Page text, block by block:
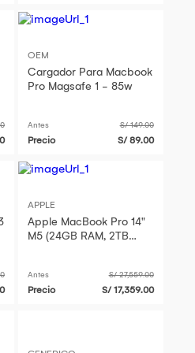
OEM
Cargador Para Macbook
Pro Magsafe 1 - 85w
Antes S/ 149.00
Precio S/ 89.00
APPLE
Apple MacBook Pro 14"
M5 (24GB RAM, 2TB
GPU, 16-
Antes S/ 27,559.00
Precio S/ 17,359.00